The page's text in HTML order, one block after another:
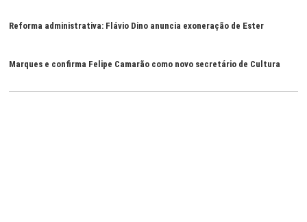
Reforma administrativa: Flávio Dino anuncia exoneração de Ester
Marques e confirma Felipe Camarão como novo secretário de Cultura